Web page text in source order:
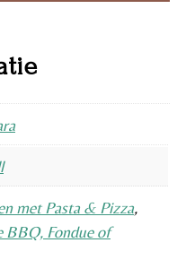
met Pasta & Pizza,
BBQ, Fondue of